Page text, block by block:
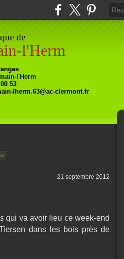
de
l'Herm
l'Herm
53
lherm.63@ac-clermont.fr
21 septembre 2012
qui va avoir lieu ce week-end
dans les bois près de